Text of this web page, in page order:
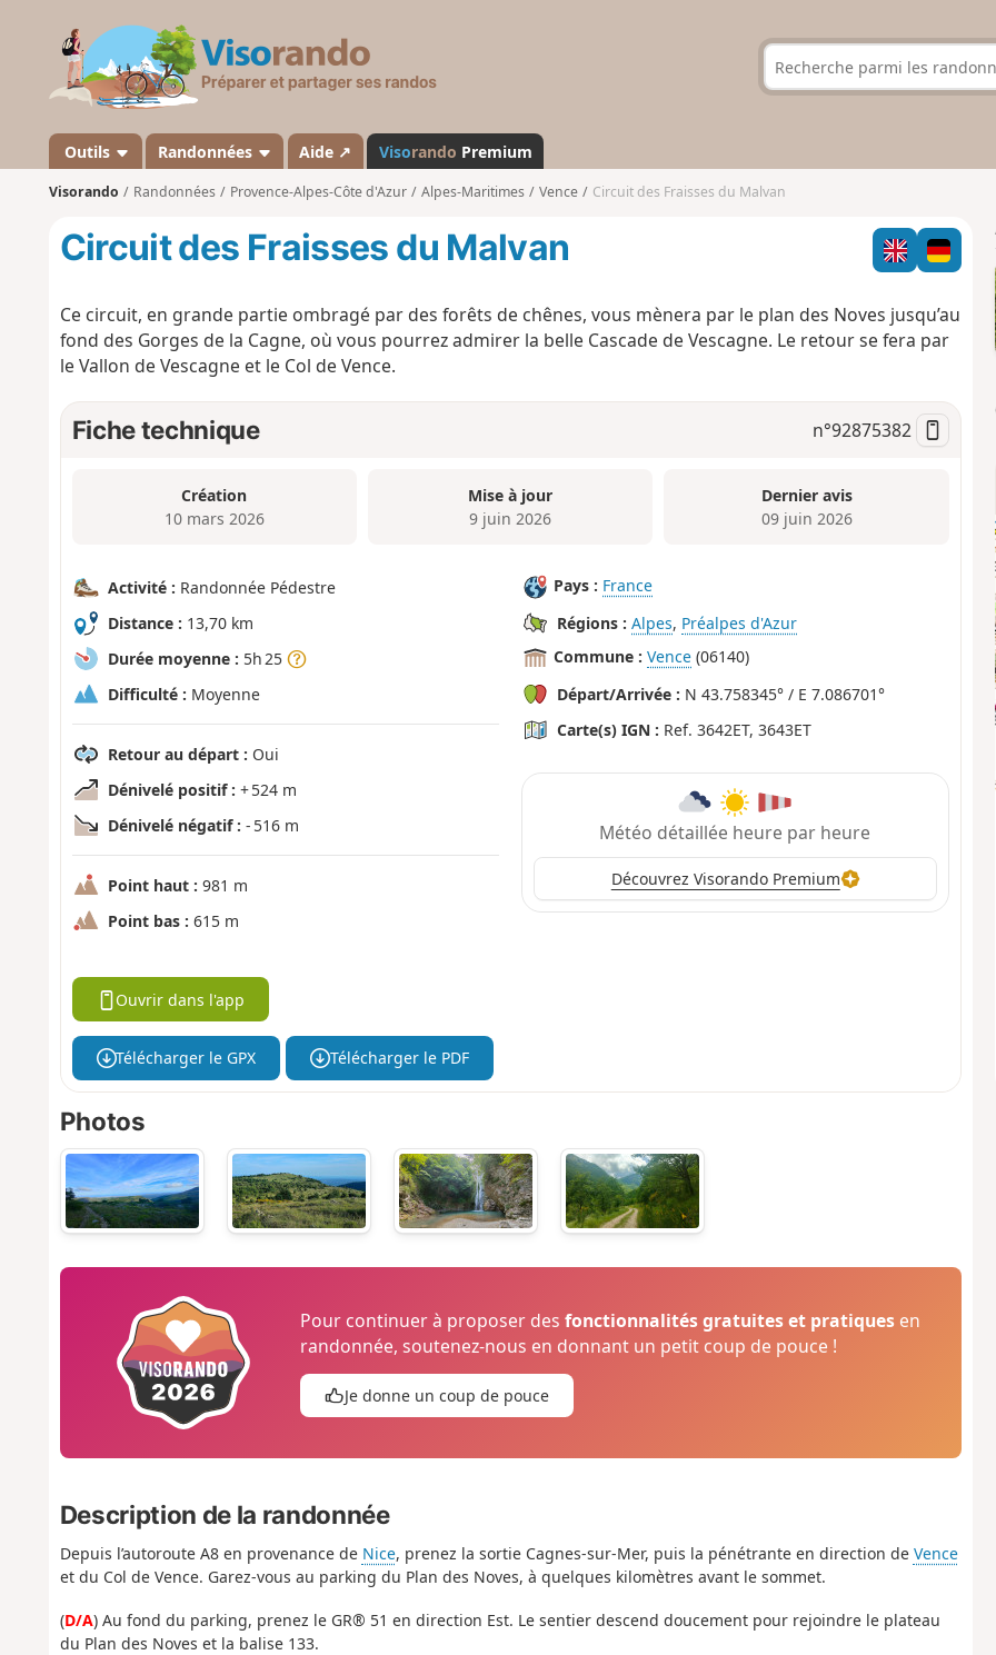
s
a
n
d
Outils Randonnées Aide ↗ Visorando Premium
Visorando Randonnées Provence-Alpes-Côte d'Azur Alpes-Maritimes Vence Circuit des Fraisses du Malvan
Circuit des Fraisses du Malvan
Ce circuit, en grande partie ombragé par des forêts de chênes, vous mènera par le plan des Noves jusqu’au
fond des Gorges de la Cagne, où vous pourrez admirer la belle Cascade de Vescagne. Le retour se fera par
le Vallon de Vescagne et le Col de Vence.
Fiche technique n°92875382
Création
10 mars 2026
Mise à jour
9 juin 2026
Dernier avis
09 juin 2026
Activité : Randonnée Pédestre
Distance : 13,70 km
Durée moyenne : 5h 25
Difficulté : Moyenne
Retour au départ : Oui
Dénivelé positif : + 524 m
Dénivelé négatif : - 516 m
Point haut : 981 m
Point bas : 615 m
Pays : France
Régions : Alpes, Préalpes d'Azur
Commune : Vence (06140)
Départ/Arrivée : N 43.758345° / E 7.086701°
Carte(s) IGN : Ref. 3642ET, 3643ET
Météo détaillée heure par heure
Découvrez Visorando Premium
Ouvrir dans l'app
Télécharger le GPX Télécharger le PDF
Photos
Pour continuer à proposer desfonctionnalités gratuites et pratiques en
randonnée, soutenez-nous en donnant un petit coup de pouce !
Je donne un coup de pouce
Description de la randonnée
Depuis l’autoroute A8 en provenance de Nice, prenez la sortie Cagnes-sur-Mer, puis la pénétrante en direction de Vence
et du Col de Vence. Garez-vous au parking du Plan des Noves, à quelques kilomètres avant le sommet.
(D/A) Au fond du parking, prenez le GR® 51 en direction Est. Le sentier descend doucement pour rejoindre le plateau
du Plan des Noves et la balise 133.